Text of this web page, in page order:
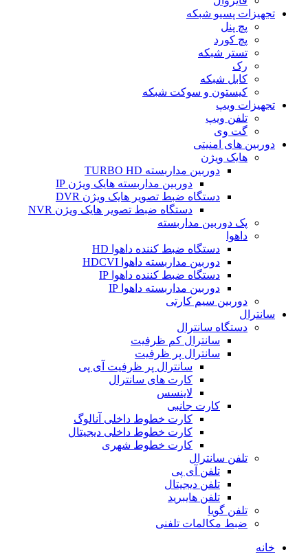
تجهیزات پسیو شبکه
پچ پنل
پچ کورد
تستر شبکه
رک
کابل شبکه
کیستون و سوکت شبکه
تجهیزات ویپ
تلفن ویپ
گت وی
دوربین های امنیتی
هایک ویژن
دوربین مداربسته TURBO HD
دوربین مداربسته هایک ویژن IP
دستگاه ضبط تصویر هایک ویژن DVR
دستگاه ضبط تصویر هایک ویژن NVR
پک دوربین مداربسته
داهوا
دستگاه ضبط کننده داهوا HD
دوربین مداربسته داهوا HDCVI
دستگاه ضبط کننده داهوا IP
دوربین مداربسته داهوا IP
دوربین سیم کارتی
سانترال
دستگاه سانترال
سانترال کم ظرفیت
سانترال پر ظرفیت
سانترال پر ظرفیت آی پی
کارت های سانترال
لاینسس
کارت جانبی
کارت خطوط داخلی آنالوگ
کارت خطوط داخلی دیجیتال
کارت خطوط شهری
تلفن سانترال
تلفن آی پی
تلفن دیجیتال
تلفن هایبرید
تلفن گویا
ضبط مکالمات تلفنی
خانه